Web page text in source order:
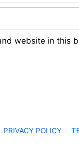
website in this
PRIVACY POLICY